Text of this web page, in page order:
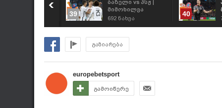
39
ბაზელი vs პსჟ |
მიმოხილვა
692 ნახვა
40
გაზიარება
europebetsport
გამოიწერე